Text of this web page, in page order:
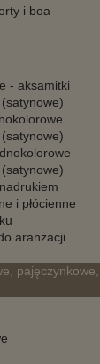
i boa
- aksamitki
i płócienne
aranżacji
pajęczynkowe,